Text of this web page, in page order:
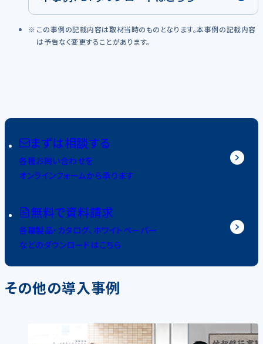
この事例の記載内容は取材当時のものとなります。本事例の記載内容
は予告なく変更することがあります。
まずは相談する
各種お問い合わせを
オンラインフォームから承ります
無料で資料請求
各種製品・カタログ、ホワイトペーパー
などのダウンロードはこちら
その他の導入事例